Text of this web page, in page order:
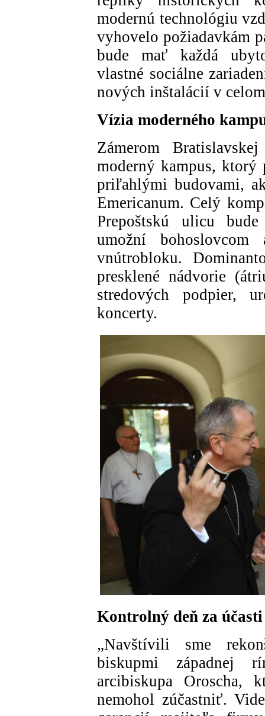
modernú technológiu
vyhovelo požiadavkám
bude mať každá
vlastné sociálne
nových inštalácií v
Vízia moderného
Zámerom
moderný kampus,
priľahlými budovami,
Emericanum. Celý
Prepoštskú ulicu
umožní
vnútrobloku.
presklené nádvorie
stredových podpier,
koncerty.
Kontrolný deň za
„Navštívili sme
biskupmi západnej
arcibiskupa Oroscha,
nemohol zúčastniť.